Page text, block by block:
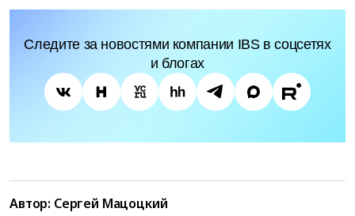
Следите за новостями компании IBS в соцсетях
и блогах
Автор: Сергей Мацоцкий